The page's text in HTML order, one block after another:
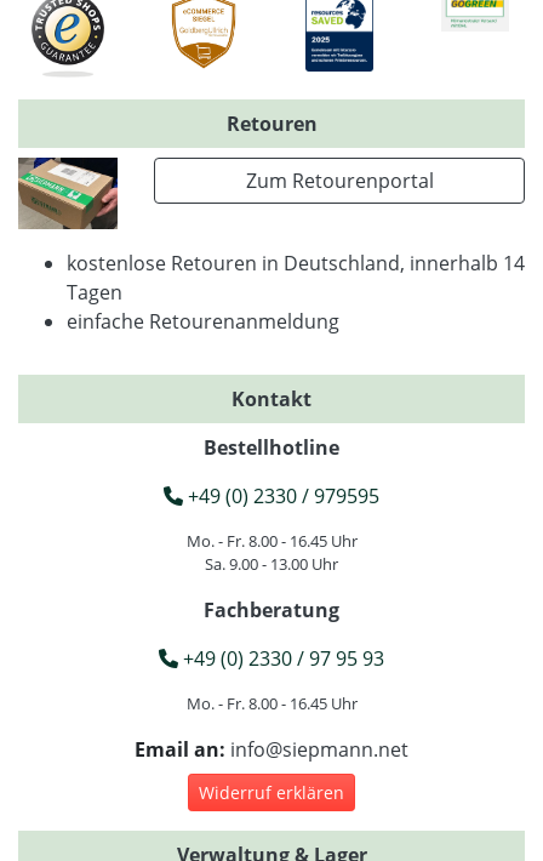
Retouren
Zum Retourenportal
kostenlose Retouren in Deutschland, innerhalb 14
Tagen
einfache Retourenanmeldung
Kontakt
Bestellhotline
+49 (0) 2330 / 979595
Mo. - Fr. 8.00 - 16.45 Uhr
Sa. 9.00 - 13.00 Uhr
Fachberatung
+49 (0) 2330 / 97 95 93
Mo. - Fr. 8.00 - 16.45 Uhr
Email an: info@siepmann.net
Widerruf erklären
Verwaltung & Lager